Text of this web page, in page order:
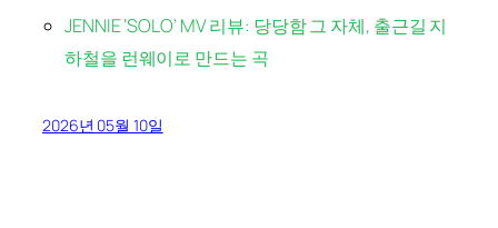
JENNIE ‘SOLO’ MV 리뷰: 당당함 그 자체, 출근길 지
하철을 런웨이로 만드는 곡
2026년 05월 10일